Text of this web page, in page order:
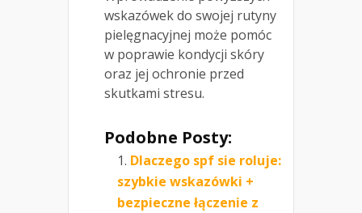
wskazówek do swojej rutyny
pielęgnacyjnej może pomóc
w poprawie kondycji skóry
oraz jej ochronie przed
skutkami stresu.
Podobne Posty:
Dlaczego spf sie roluje:
szybkie wskazówki +
bezpieczne łączenie z